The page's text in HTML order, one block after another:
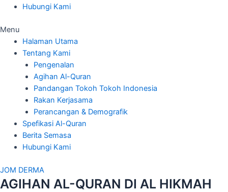
Hubungi Kami
Menu
Halaman Utama
Tentang Kami
Pengenalan
Agihan Al-Quran
Pandangan Tokoh Tokoh Indonesia
Rakan Kerjasama
Perancangan & Demografik
Spefikasi Al-Quran
Berita Semasa
Hubungi Kami
JOM DERMA
AGIHAN AL-QURAN DI AL HIKMAH